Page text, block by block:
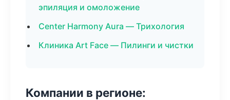
эпиляция и омоложение
Center Harmony Aura — Трихология
Клиника Art Face — Пилинги и чистки
Компании в регионе: